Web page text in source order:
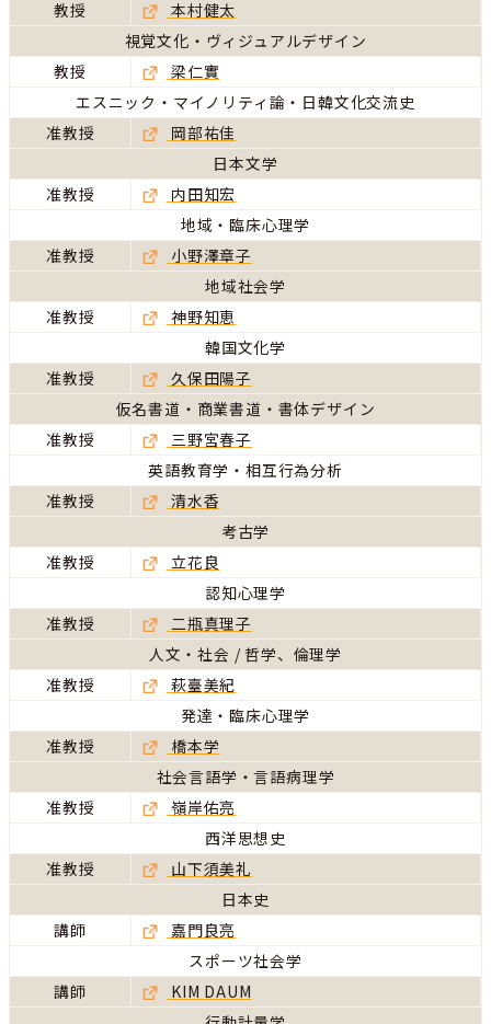
教授
本村健太
視覚文化・ヴィジュアルデザイン
教授
梁仁實
エスニック・マイノリティ論・日韓文化交流史
准教授
岡部祐佳
日本文学
准教授
内田知宏
地域・臨床心理学
准教授
小野澤章子
地域社会学
准教授
神野知恵
韓国文化学
准教授
久保田陽子
仮名書道・商業書道・書体デザイン
准教授
三野宮春子
英語教育学・相互行為分析
准教授
清水香
考古学
准教授
立花良
認知心理学
准教授
二瓶真理子
人文・社会 / 哲学、倫理学
准教授
萩臺美紀
発達・臨床心理学
准教授
橋本学
社会言語学・言語病理学
准教授
嶺岸佑亮
西洋思想史
准教授
山下須美礼
日本史
講師
嘉門良亮
スポーツ社会学
講師
KIM DAUM